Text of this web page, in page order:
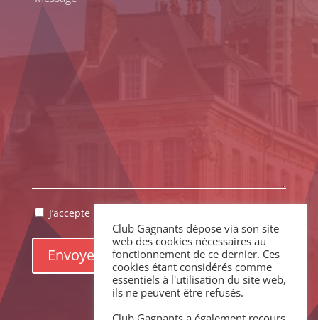
RGPDJ’accepte la politique de confidentialité.
Club Gagnants dépose via son site
web des cookies nécessaires au
fonctionnement de ce dernier. Ces
cookies étant considérés comme
essentiels à l'utilisation du site web,
ils ne peuvent être refusés.